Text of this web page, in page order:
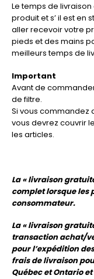
Le temps de
produit et s’ il est en
aller recevoir votre
pieds et des mains
meilleurs temps de
Important
Avant de
de filtre.
Si vous commandez
vous devrez couvrir
les articles.
La « livraison
complet lorsque les
consommateur.
La « livraison
transaction achat/
pour l’expédition
frais de livraison
Québec et Ontario